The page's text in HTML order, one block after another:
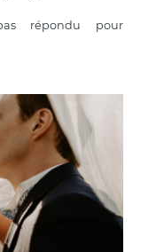
répondu pour